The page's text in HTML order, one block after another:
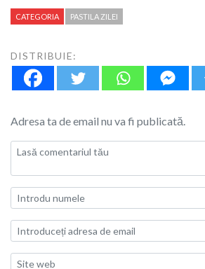
CATEGORIA PASTILA ZILEI
DISTRIBUIE:
Adresa ta de email nu va fi publicată.